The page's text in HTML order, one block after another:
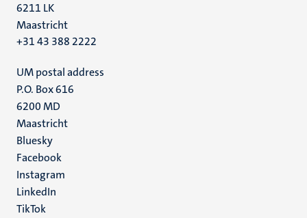
6211 LK
Maastricht
+31 43 388 2222
UM postal address
P.O. Box 616
6200 MD
Maastricht
Social
media
Bluesky
Facebook
Instagram
LinkedIn
TikTok